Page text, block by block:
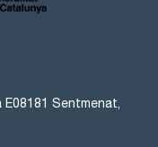
E08181 Sentmenat,